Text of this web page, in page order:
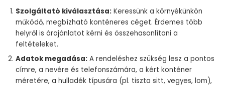
Szolgáltató kiválasztása: Keressünk a környékünkön
működő, megbízható konténeres céget. Érdemes több
helyről is árajánlatot kérni és összehasonlítani a
feltételeket.
Adatok megadása: A rendeléshez szükség lesz a pontos
címre, a nevére és telefonszámára, a kért konténer
méretére, a hulladék típusára (pl. tiszta sitt, vegyes, lom),